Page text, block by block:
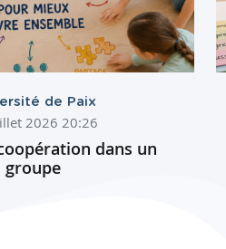
de Paix
2026 20:26
dans un
groupe